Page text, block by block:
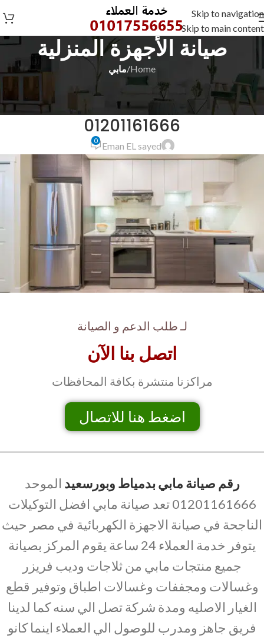
Skip to navigation
Skip to main content
صيانة الأجهزة المنزلية
Home
/مابي
مابي
رقم صيانة مابي بدمياط وبورسعيد
01201161666
Eman EL sayed
0
لـ طلب الدعم و الصيانة
اتصل بنا الآن
مراكزنا منتشرة بكافة المحافظات
اضغط هنا للاتصال
رقم صيانة مابي بدمياط وبورسعيد الموحد
01201161666 تعد صيانة مابي افضل التوكيلات
الناجحة في صيانة الاجهزة الكهربائية في مصر حيث
يتوفر خدمة العملاء 24 ساعة يقوم المركز بصيانة
جميع منتجات مابي من ثلاجات وديب فريزر
وغسالات ومجففات وغسالات اطباق وتوفير قطع
الغيار الاصليه ومدة شركة تصل الي سنه كما لدينا
فريق جاهز ومدرب للوصول الي العملاء اينما كانو